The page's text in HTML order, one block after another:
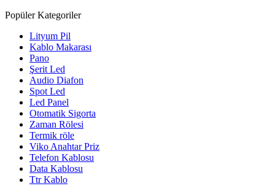
Popüler Kategoriler
Lityum Pil
Kablo Makarası
Pano
Şerit Led
Audio Diafon
Spot Led
Led Panel
Otomatik Sigorta
Zaman Rölesi
Termik röle
Viko Anahtar Priz
Telefon Kablosu
Data Kablosu
Ttr Kablo